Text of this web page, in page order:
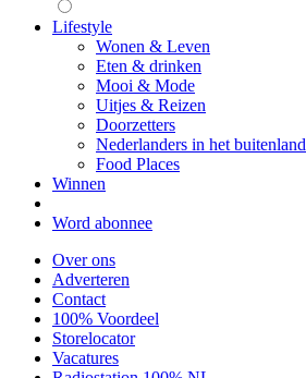
Lifestyle
Wonen & Leven
Eten & drinken
Mooi & Mode
Uitjes & Reizen
Doorzetters
Nederlanders in het buitenland
Food Places
Winnen
Word abonnee
Over ons
Adverteren
Contact
100% Voordeel
Storelocator
Vacatures